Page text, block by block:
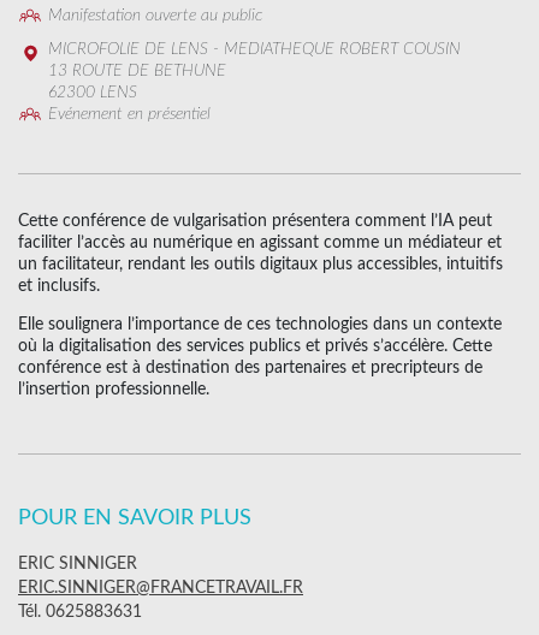
Manifestation ouverte au public
MICROFOLIE DE LENS - MEDIATHEQUE ROBERT COUSIN
13 ROUTE DE BETHUNE
62300 LENS
Evénement en présentiel
Cette conférence de vulgarisation présentera comment l’IA peut
faciliter l’accès au numérique en agissant comme un médiateur et
un facilitateur, rendant les outils digitaux plus accessibles, intuitifs
et inclusifs.
Elle soulignera l’importance de ces technologies dans un contexte
où la digitalisation des services publics et privés s’accélère. Cette
conférence est à destination des partenaires et precripteurs de
l’insertion professionnelle.
POUR EN SAVOIR PLUS
ERIC SINNIGER
ERIC.SINNIGER@FRANCETRAVAIL.FR
Tél. 0625883631